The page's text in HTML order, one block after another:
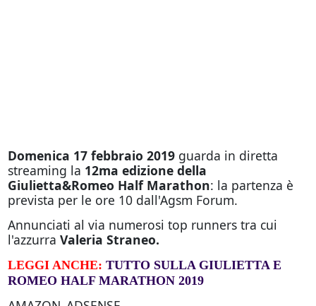
Domenica 17 febbraio 2019 guarda in diretta
streaming la 12ma edizione della
Giulietta&Romeo Half Marathon: la partenza è
prevista per le ore 10 dall'Agsm Forum.
Annunciati al via numerosi top runners tra cui
l'azzurra Valeria Straneo.
LEGGI ANCHE: TUTTO SULLA GIULIETTA E
ROMEO HALF MARATHON 2019